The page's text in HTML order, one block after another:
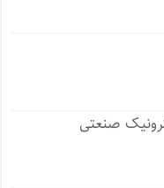
صنعتی